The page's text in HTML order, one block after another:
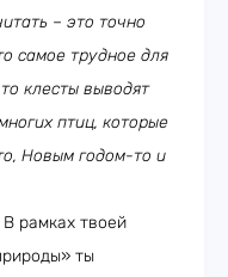
– это точно
самое трудное для
клесты выводят
птиц, которые
Новым годом-то и
рамках твоей
ты